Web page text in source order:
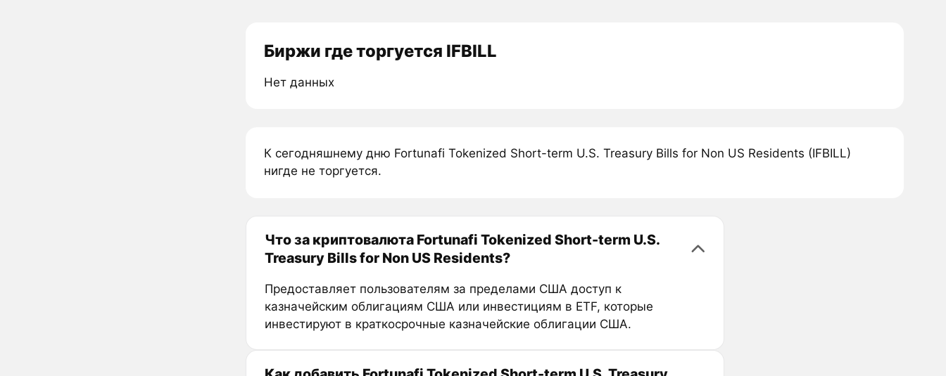
Биржи где торгуется IFBILL
Нет данных
К сегодняшнему дню Fortunafi Tokenized Short-term U.S. Treasury Bills for Non US Residents (IFBILL)
нигде не торгуется.
Что за криптовалюта Fortunafi Tokenized Short-term U.S.
Treasury Bills for Non US Residents?
Предоставляет пользователям за пределами США доступ к
казначейским облигациям США или инвестициям в ETF, которые
инвестируют в краткосрочные казначейские облигации США.